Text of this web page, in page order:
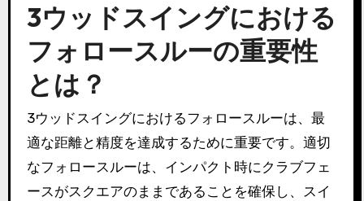
3ウッドスイングにおける
フォロースルーの重要性
とは？
3ウッドスイングにおけるフォロースルーは、最
適な距離と精度を達成するために重要です。適切
なフォロースルーは、インパクト時にクラブフェ
ースがスクエアのままであることを確保し、スイ